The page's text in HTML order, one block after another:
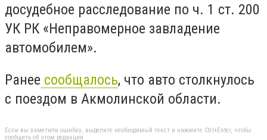
досудебное расследование по ч. 1 ст. 200
УК РК «Неправомерное завладение
автомобилем».
Ранее сообщалось, что авто столкнулось
с поездом в Акмолинской области.
Если вы заметили ошибку, выделите необходимый текст и нажмите Ctrl+Enter, чтобы
сообщить об этом редакции